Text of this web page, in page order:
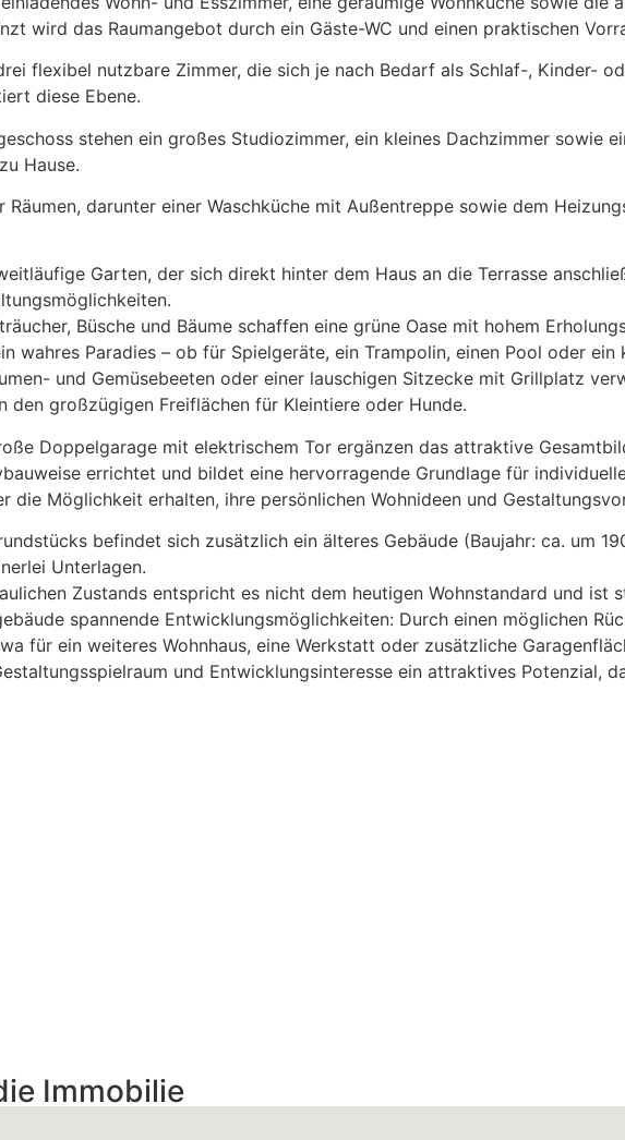
wird das Raumangebot durch ein Gäste-WC und einen praktischen
flexibel nutzbare Zimmer, die sich je nach Bedarf als Schlaf-, Kinder-
diese Ebene.
stehen ein großes Studiozimmer, ein kleines Dachzimmer sowie
Hause.
darunter einer Waschküche mit Außentreppe sowie dem
Garten, der sich direkt hinter dem Haus an die Terrasse
Büsche und Bäume schaffen eine grüne Oase mit hohem
wahres Paradies – ob für Spielgeräte, ein Trampolin, einen Pool oder ein
und Gemüsebeeten oder einer lauschigen Sitzecke mit Grillplatz
den großzügigen Freiflächen für Kleintiere oder Hunde.
Doppelgarage mit elektrischem Tor ergänzen das attraktive
errichtet und bildet eine hervorragende Grundlage für
die Möglichkeit erhalten, ihre persönlichen Wohnideen und
befindet sich zusätzlich ein älteres Gebäude (Baujahr: ca. um
Unterlagen.
Zustands entspricht es nicht dem heutigen Wohnstandard und
spannende Entwicklungsmöglichkeiten: Durch einen möglichen
für ein weiteres Wohnhaus, eine Werkstatt oder zusätzliche
und Entwicklungsinteresse ein attraktives Potenzial,
Immobilie